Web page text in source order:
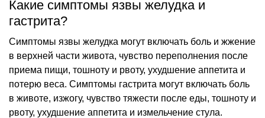
Какие симптомы язвы желудка и
гастрита?
Симптомы язвы желудка могут включать боль и жжение
в верхней части живота, чувство переполнения после
приема пищи, тошноту и рвоту, ухудшение аппетита и
потерю веса. Симптомы гастрита могут включать боль
в животе, изжогу, чувство тяжести после еды, тошноту и
рвоту, ухудшение аппетита и измельчение стула.